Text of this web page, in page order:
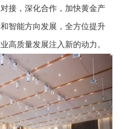
接，深化合作，加快黄金产
智能方向发展，全方位提升
高质量发展注入新的动力。